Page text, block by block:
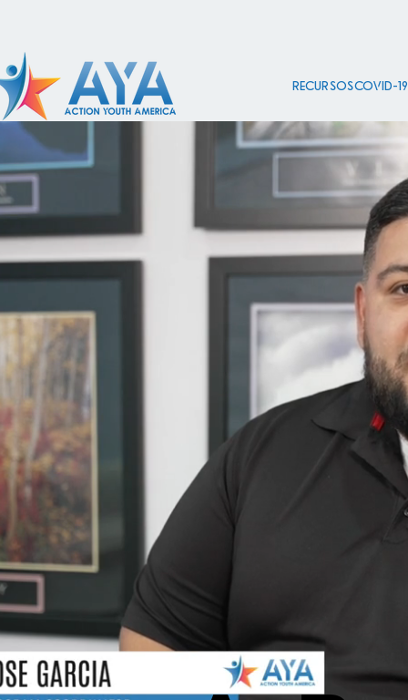
Recursos COVID-19